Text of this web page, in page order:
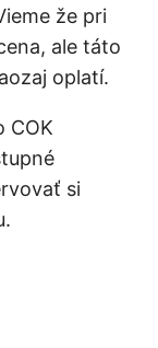
že pri
ale táto
oplatí.
COK
si